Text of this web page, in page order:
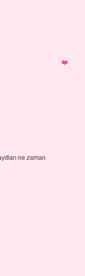
ne zaman